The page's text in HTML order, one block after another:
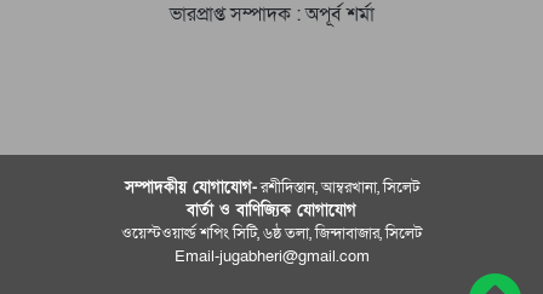
ভারপ্রাপ্ত সম্পাদক : অপূর্ব শর্মা
সম্পাদকীয় যােগাযোগ-রশীদিস্তান, আম্বরখানা, সিলেট
বার্তা ও বাণিজ্যিক যোগাযােগ
ওয়েস্টওয়ার্ল্ড শপিং সিটি, ৬ষ্ঠ তলা, জিন্দাবাজার, সিলেট
Email-jugabheri@gmail.com